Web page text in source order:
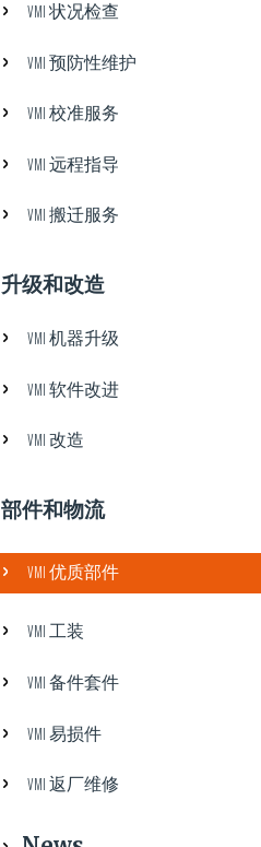
VMI 状况检查
VMI 预防性维护
VMI 校准服务
VMI 远程指导
VMI 搬迁服务
升级和改造
VMI 机器升级
VMI 软件改进
VMI 改造
部件和物流
VMI 优质部件
VMI 工装
VMI 备件套件
VMI 易损件
VMI 返厂维修